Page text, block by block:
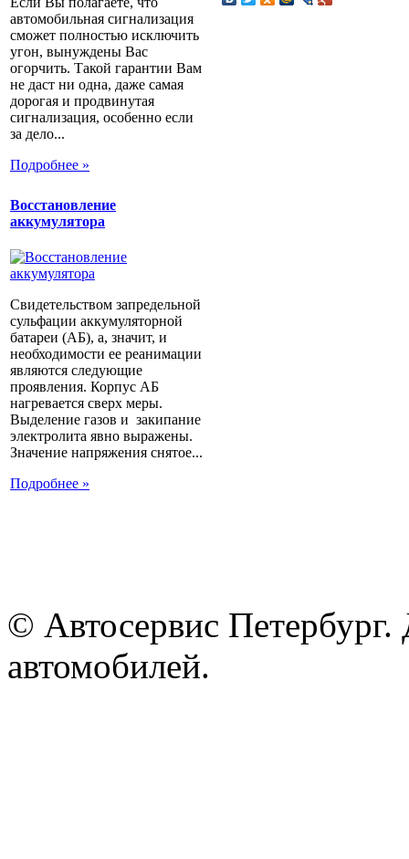
автомобильная сигнализация
сможет полностью исключить
угон, вынуждены Вас
огорчить. Такой гарантии Вам
не даст ни одна, даже самая
дорогая и продвинутая
сигнализация, особенно если
за дело...
Подробнее »
Восстановление
аккумулятора
Свидетельством запредельной
сульфации аккумуляторной
батареи (АБ), а, значит, и
необходимости ее реанимации
являются следующие
проявления. Корпус АБ
нагревается сверх меры.
Выделение газов и закипание
электролита явно выражены.
Значение напряжения снятое...
Подробнее »
© Автосервис
автомобилей.